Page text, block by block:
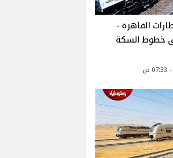
القاهرة -
خطوط السكة